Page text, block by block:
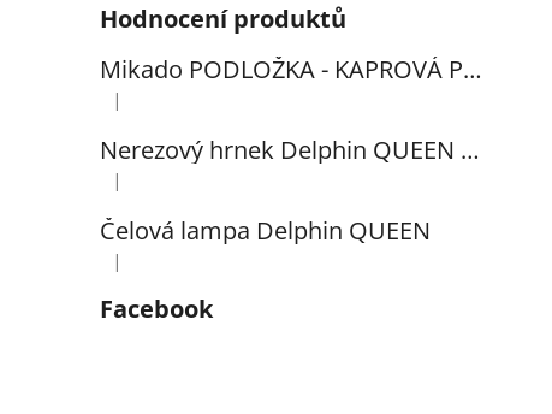
Hodnocení produktů
Mikado PODLOŽKA - KAPROVÁ PRO VYHÁČKOVÁNÍ S METREM - (102x60cm) - 1ks
Hodnocení produktu je 5 z 5 hvězdiček.
|
Nerezový hrnek Delphin QUEEN 300ml
Hodnocení produktu je 5 z 5 hvězdiček.
|
Čelová lampa Delphin QUEEN
Hodnocení produktu je 5 z 5 hvězdiček.
|
Facebook
Na naší
prodejně i